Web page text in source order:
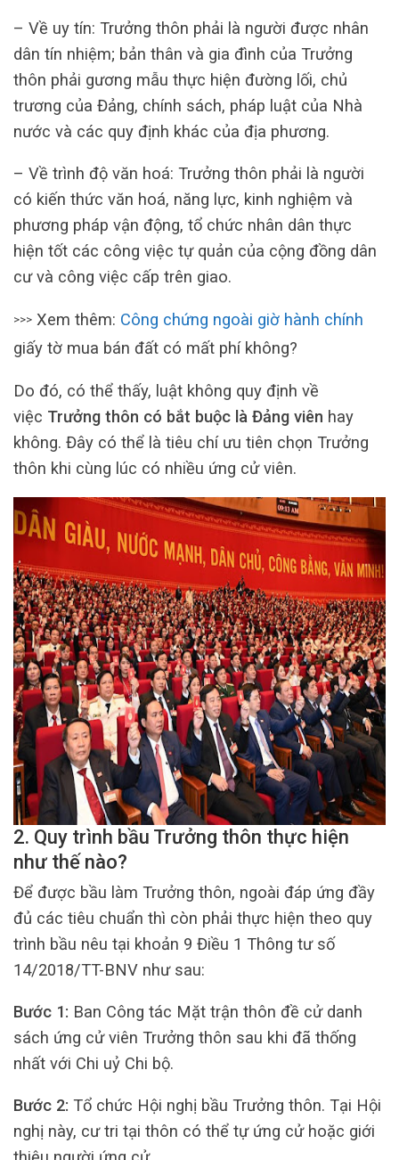
– Về uy tín: Trưởng thôn phải là người được nhân
dân tín nhiệm; bản thân và gia đình của Trưởng
thôn phải gương mẫu thực hiện đường lối, chủ
trương của Đảng, chính sách, pháp luật của Nhà
nước và các quy định khác của địa phương.
– Về trình độ văn hoá: Trưởng thôn phải là người
có kiến thức văn hoá, năng lực, kinh nghiệm và
phương pháp vận động, tổ chức nhân dân thực
hiện tốt các công việc tự quản của cộng đồng dân
cư và công việc cấp trên giao.
>>> Xem thêm: Công chứng ngoài giờ hành chính
giấy tờ mua bán đất có mất phí không?
Do đó, có thể thấy, luật không quy định về
việc Trưởng thôn có bắt buộc là Đảng viên hay
không. Đây có thể là tiêu chí ưu tiên chọn Trưởng
thôn khi cùng lúc có nhiều ứng cử viên.
2. Quy trình bầu Trưởng thôn thực hiện
như thế nào?
Để được bầu làm Trưởng thôn, ngoài đáp ứng đầy
đủ các tiêu chuẩn thì còn phải thực hiện theo quy
trình bầu nêu tại khoản 9 Điều 1 Thông tư số
14/2018/TT-BNV như sau:
Bước 1: Ban Công tác Mặt trận thôn đề cử danh
sách ứng cử viên Trưởng thôn sau khi đã thống
nhất với Chi uỷ Chi bộ.
Bước 2: Tổ chức Hội nghị bầu Trưởng thôn. Tại Hội
nghị này, cư tri tại thôn có thể tự ứng cử hoặc giới